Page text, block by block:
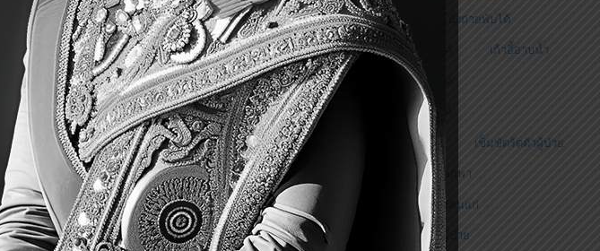
เก้าอี้นั่งถ่าย เก้าอี้นั่งถ่ายพับได้
เก้าอี้นั่งถ่ายอเนกประสงค์ เก้าอี้อาบน้ำ
เก้าอี้อาบน้ำอเนกประสงค์
เก้าอ้นั่งถ่ายเอนกประสงค์
เข็มขัดพยุงตัวผู้สูงอายุ เข็มขัดรัดตัวผู้ป่วย
เครื่องพ่นละอองยาแบบพกพา
เตียงคนแก่
เตียงคนไข้ เตียงผู้ป่วย